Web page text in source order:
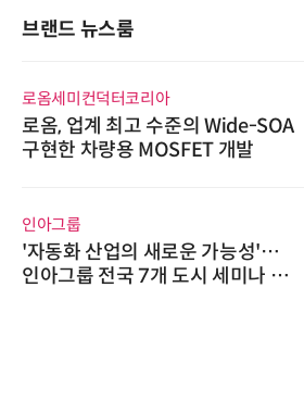
브랜드 뉴스룸
로옴세미컨덕터코리아
로옴, 업계 최고 수준의 Wide-SOA
구현한 차량용 MOSFET 개발
인아그룹
'자동화 산업의 새로운 가능성'…
인아그룹 전국 7개 도시 세미나 페